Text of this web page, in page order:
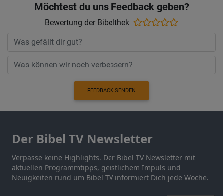
Möchtest du uns Feedback geben?
Bewertung der Bibelthek
FEEDBACK SENDEN
Der Bibel TV Newsletter
Verpasse keine Highlights. Der Bibel TV Newsletter mit
aktuellen Programmtipps, geistlichem Impuls und
Neuigkeiten rund um Bibel TV informiert Dich jede Woche.